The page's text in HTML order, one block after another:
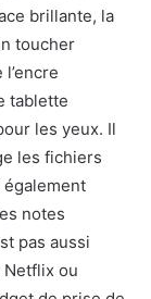
brillante, la
toucher
tablette
les yeux. Il
les fichiers
également
notes
pas aussi
Netflix ou